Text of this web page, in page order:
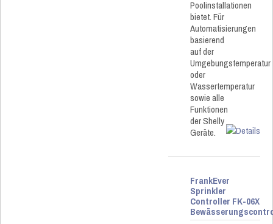
Poolinstallationen
bietet. Für
Automatisierungen
basierend
auf der
Umgebungstemperatur
oder
Wassertemperatur
sowie alle
Funktionen
der Shelly
Geräte.
FrankEver
Sprinkler
Controller FK-06X